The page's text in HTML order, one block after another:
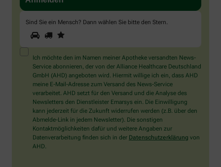
Sind Sie ein Mensch? Dann wählen Sie bitte den Stern.
Sind
Sie
ein
Mensch?
Dann
wählen
Sie
bitte
den
Stern.
1 2
Ich möchte den im Namen meiner Apotheke versandten News-
Service abonnieren, der von der Alliance Healthcare Deutschland
GmbH (AHD) angeboten wird. Hiermit willige ich ein, dass AHD
meine E-Mail-Adresse zum Versand des News-Service
verarbeitet. AHD setzt für den Versand und die Analyse des
Newsletters den Dienstleister Emarsys ein. Die Einwilligung
kann jederzeit für die Zukunft widerrufen werden (z.B. über den
Abmelde-Link in jedem Newsletter). Die sonstigen
Kontaktmöglichkeiten dafür und weitere Angaben zur
Datenverarbeitung finden sich in der Datenschutzerklärung von
AHD.